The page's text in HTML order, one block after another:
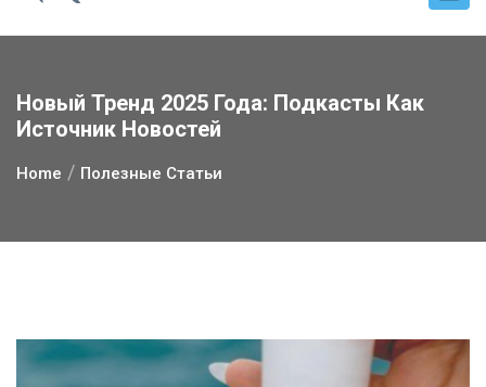
Новый Тренд 2025 Года: Подкасты Как
Источник Новостей
Home Полезные Статьи